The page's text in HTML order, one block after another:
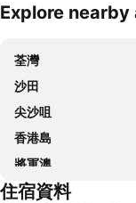
展開地圖
Explore
荃灣
沙田
尖沙咀
香港島
將軍澳
Mong Kok Metro
住宿資料